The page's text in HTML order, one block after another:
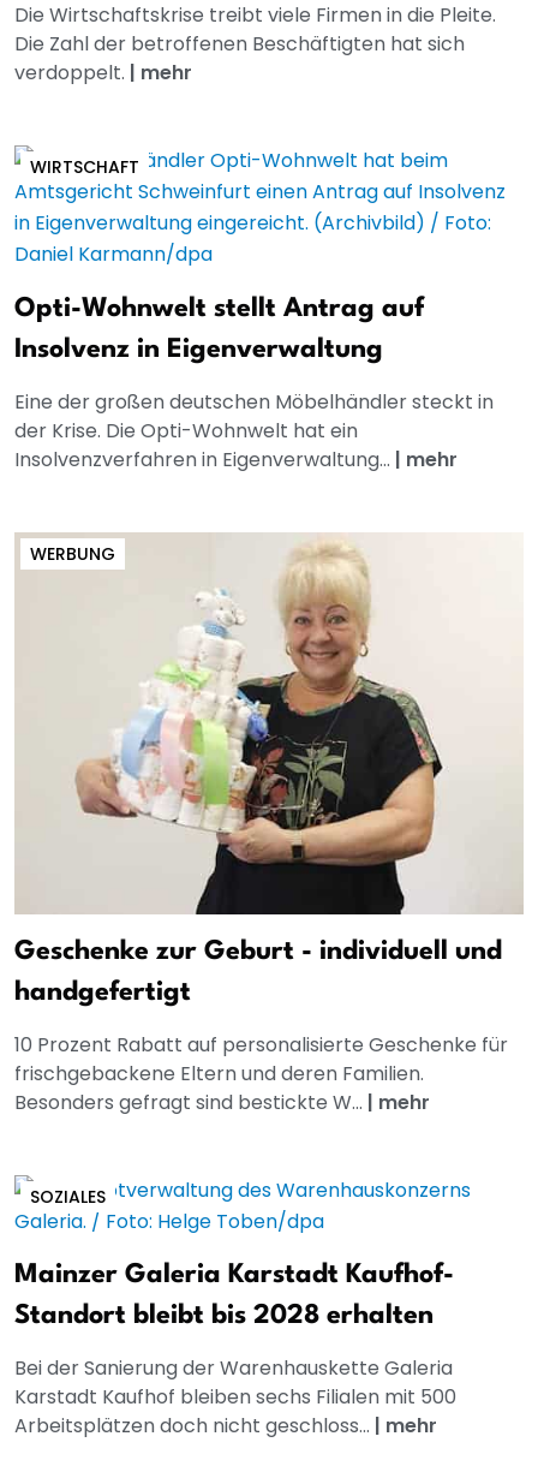
Die Wirtschaftskrise treibt viele Firmen in die Pleite.
Die Zahl der betroffenen Beschäftigten hat sich
verdoppelt. | mehr
WIRTSCHAFT
Opti-Wohnwelt stellt Antrag auf
Insolvenz in Eigenverwaltung
Eine der großen deutschen Möbelhändler steckt in
der Krise. Die Opti-Wohnwelt hat ein
Insolvenzverfahren in Eigenverwaltung... | mehr
WERBUNG
Geschenke zur Geburt - individuell und
handgefertigt
10 Prozent Rabatt auf personalisierte Geschenke für
frischgebackene Eltern und deren Familien.
Besonders gefragt sind bestickte W... | mehr
SOZIALES
Mainzer Galeria Karstadt Kaufhof-
Standort bleibt bis 2028 erhalten
Bei der Sanierung der Warenhauskette Galeria
Karstadt Kaufhof bleiben sechs Filialen mit 500
Arbeitsplätzen doch nicht geschloss... | mehr